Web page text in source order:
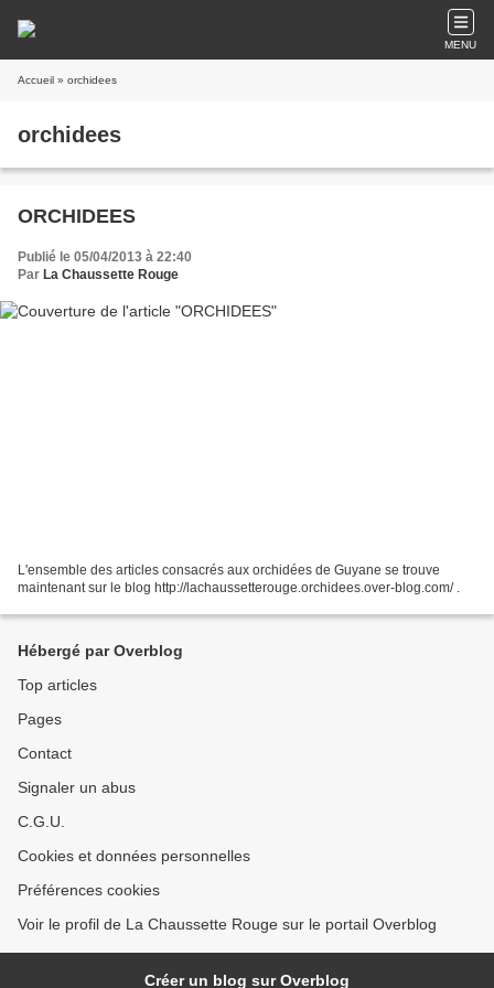
MENU
Accueil » orchidees
orchidees
ORCHIDEES
Publié le 05/04/2013 à 22:40
Par La Chaussette Rouge
L'ensemble des articles consacrés aux orchidées de Guyane se trouve
maintenant sur le blog http://lachaussetterouge.orchidees.over-blog.com/ .
Hébergé par Overblog
Top articles
Pages
Contact
Signaler un abus
C.G.U.
Cookies et données personnelles
Préférences cookies
Voir le profil de La Chaussette Rouge sur le portail Overblog
Créer un blog sur Overblog